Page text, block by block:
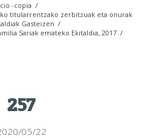
-copia /
titularrentzako zerbitzuak eta onurak
Gasteizen /
Sariak emateko Ekitaldia, 2017 /
257
05/22